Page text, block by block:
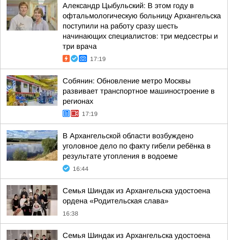
Александр Цыбульский: В этом году в
офтальмологическую больницу Архангельска
поступили на работу сразу шесть
начинающих специалистов: три медсестры и
три врача
17:19
Собянин: Обновление метро Москвы
развивает транспортное машиностроение в
регионах
17:19
В Архангельской области возбуждено
уголовное дело по факту гибели ребёнка в
результате утопления в водоеме
16:44
Семья Шиндак из Архангельска удостоена
ордена «Родительская слава»
16:38
Семья Шиндак из Архангельска удостоена